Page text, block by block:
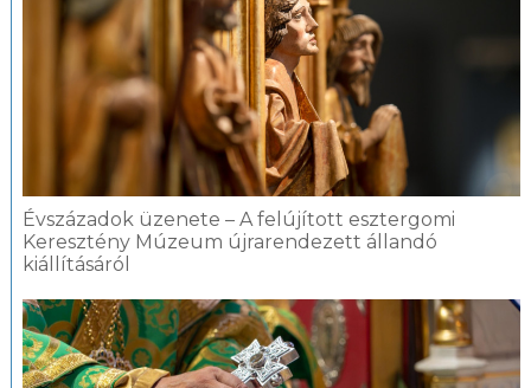
Évszázadok üzenete – A felújított esztergomi
Keresztény Múzeum újrarendezett állandó
kiállításáról